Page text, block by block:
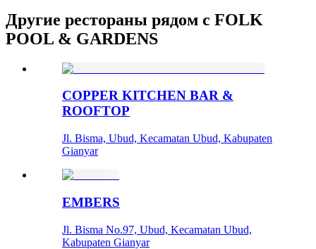
Другие рестораны рядом с FOLK
POOL & GARDENS
COPPER KITCHEN BAR &
ROOFTOP
Jl. Bisma, Ubud, Kecamatan Ubud, Kabupaten
Gianyar
EMBERS
Jl. Bisma No.97, Ubud, Kecamatan Ubud,
Kabupaten Gianyar